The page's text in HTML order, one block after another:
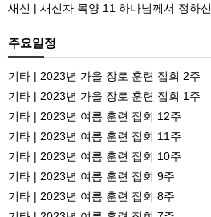
새신 | 새신자 목양 11 하나님께서 정하
주요일정
기타 | 2023년 가을 장로 훈련 집회 2주
기타 | 2023년 가을 장로 훈련 집회 1주
기타 | 2023년 여름 훈련 집회 12주
기타 | 2023년 여름 훈련 집회 11주
기타 | 2023년 여름 훈련 집회 10주
기타 | 2023년 여름 훈련 집회 9주
기타 | 2023년 여름 훈련 집회 8주